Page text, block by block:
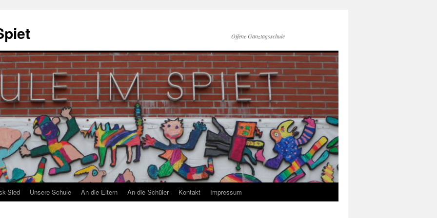
Offene Ganztagsschule
Sied Unsere Schule An die Eltern An die Schüler Kontakt Impressum